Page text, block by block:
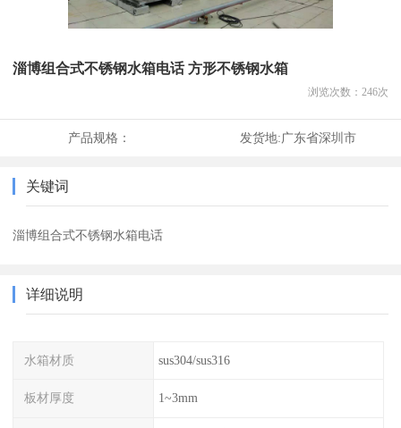
淄博组合式不锈钢水箱电话 方形不锈钢水箱
浏览次数： 246次
产品规格： 发货地:广东省深圳市
关键词
淄博组合式不锈钢水箱电话
详细说明
水箱材质 sus304/sus316
板材厚度 1~3mm